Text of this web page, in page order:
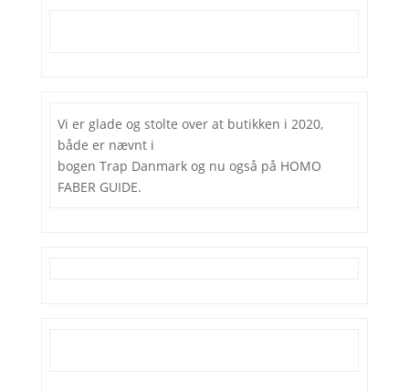
Vi er glade og stolte over at butikken i 2020,
både er nævnt i
bogen Trap Danmark og nu også på HOMO
FABER GUIDE.